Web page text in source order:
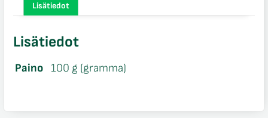
Lisätiedot
Lisätiedot
Paino 100 g (gramma)